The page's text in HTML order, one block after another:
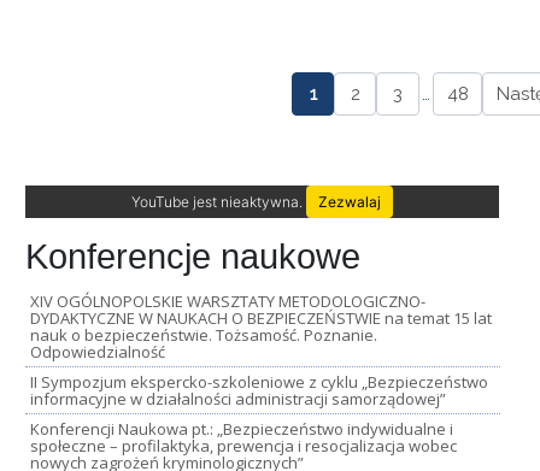
1 2 3 … 48
YouTube jest nieaktywna. Zezwalaj
Konferencje naukowe
XIV OGÓLNOPOLSKIE WARSZTATY METODOLOGICZNO-
DYDAKTYCZNE W NAUKACH O BEZPIECZEŃSTWIE na temat 15 lat
nauk o bezpieczeństwie. Tożsamość. Poznanie.
Odpowiedzialność
II Sympozjum ekspercko-szkoleniowe z cyklu „Bezpieczeństwo
informacyjne w działalności administracji samorządowej”
Konferencji Naukowa pt.: „Bezpieczeństwo indywidualne i
społeczne – profilaktyka, prewencja i resocjalizacja wobec
nowych zagrożeń kryminologicznych”